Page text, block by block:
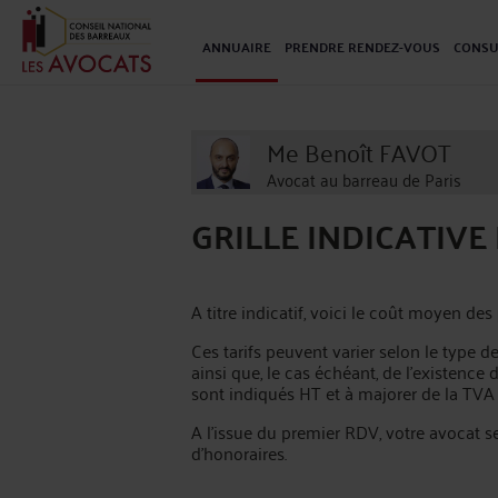
ANNUAIRE PRENDRE RENDEZ-VOUS
Me Benoît FAVOT
Avocat au barreau de Paris
GRILLE
A titre indicatif, voici le coût moyen
Ces tarifs peuvent varier selon le type
ainsi que, le cas échéant, de
sont indiqués HT et à majorer de la
A l’issue du premier RDV, votre
d'honoraires.